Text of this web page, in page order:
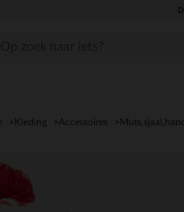
Kleding Accessoires